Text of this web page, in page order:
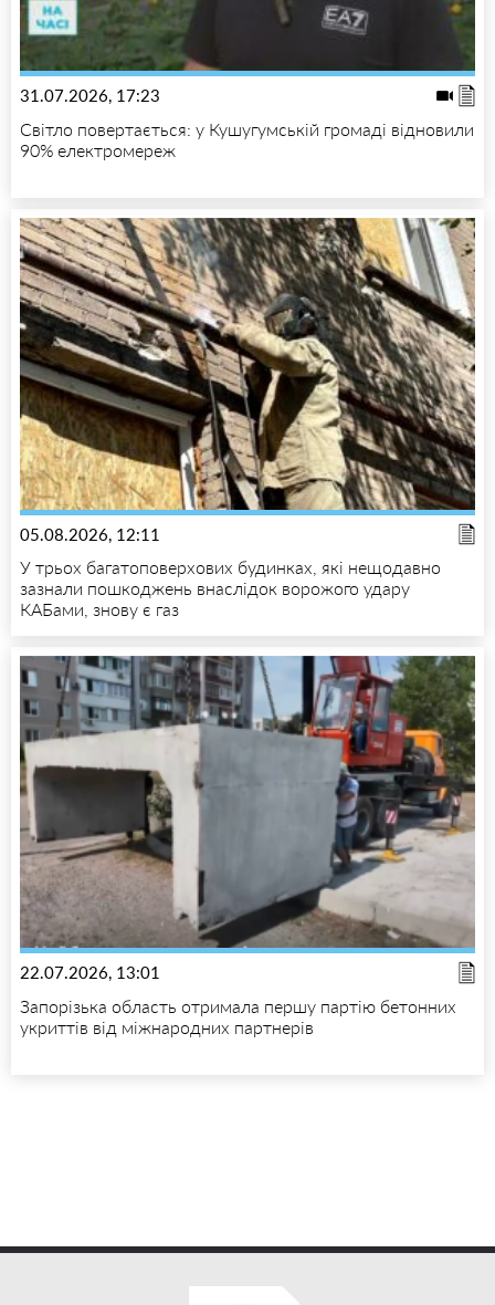
31.07.2026, 17:23
Світло повертається: у Кушугумській громаді відновили
90% електромереж
05.08.2026, 12:11
У трьох багатоповерхових будинках, які нещодавно
зазнали пошкоджень внаслідок ворожого удару
КАБами, знову є газ
22.07.2026, 13:01
Запорізька область отримала першу партію бетонних
укриттів від міжнародних партнерів